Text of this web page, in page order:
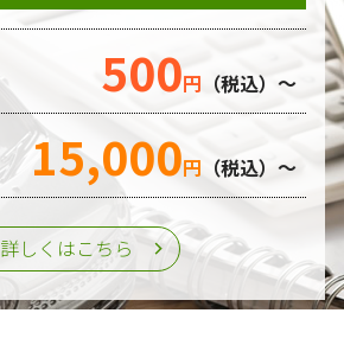
500円 （税込）～
15,000円 （税込）～
詳しくはこちら